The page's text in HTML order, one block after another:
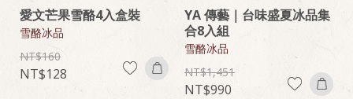
愛文芒果雪酪4入盒裝
雪酪冰品
160
128
YA 傳藝｜台味盛夏冰品集
合8入組
雪酪冰品
1,451
990